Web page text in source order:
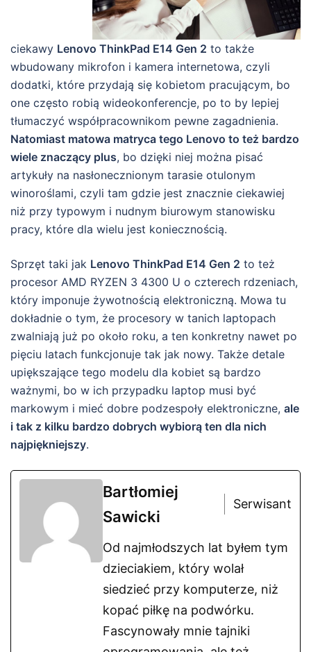
ciekawy Lenovo ThinkPad E14 Gen 2 to także
wbudowany mikrofon i kamera internetowa, czyli
dodatki, które przydają się kobietom pracującym, bo
one często robią wideokonferencje, po to by lepiej
tłumaczyć współpracownikom pewne zagadnienia.
Natomiast matowa matryca tego Lenovo to też bardzo
wiele znaczący plus, bo dzięki niej można pisać
artykuły na nasłonecznionym tarasie otulonym
winoroślami, czyli tam gdzie jest znacznie ciekawiej
niż przy typowym i nudnym biurowym stanowisku
pracy, które dla wielu jest koniecznością.
Sprzęt taki jak Lenovo ThinkPad E14 Gen 2 to też
procesor AMD RYZEN 3 4300 U o czterech rdzeniach,
który imponuje żywotnością elektroniczną. Mowa tu
dokładnie o tym, że procesory w tanich laptopach
zwalniają już po około roku, a ten konkretny nawet po
pięciu latach funkcjonuje tak jak nowy. Także detale
upiększające tego modelu dla kobiet są bardzo
ważnymi, bo w ich przypadku laptop musi być
markowym i mieć dobre podzespoły elektroniczne, ale
i tak z kilku bardzo dobrych wybiorą ten dla nich
najpiękniejszy.
Bartłomiej
Sawicki
Serwisant
Od najmłodszych lat byłem tym
dzieciakiem, który wolał
siedzieć przy komputerze, niż
kopać piłkę na podwórku.
Fascynowały mnie tajniki